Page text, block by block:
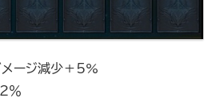
ージ減少＋5%
2％